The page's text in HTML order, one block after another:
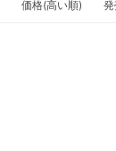
価格(高い順)